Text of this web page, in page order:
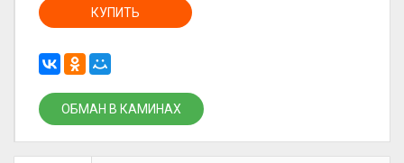
КУПИТЬ
ОБМАН В КАМИНАХ